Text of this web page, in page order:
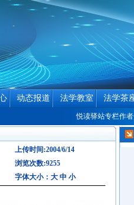
动态报道 法学教室 法学茶
悦读驿站专栏作者介绍
上传时间:2004/6/14
浏览次数:9255
字体大小： 大 中 小